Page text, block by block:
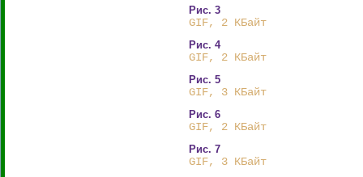
Рис. 3
GIF, 2 КБайт
Рис. 4
GIF, 2 КБайт
Рис. 5
GIF, 3 КБайт
Рис. 6
GIF, 2 КБайт
Рис. 7
GIF, 3 КБайт